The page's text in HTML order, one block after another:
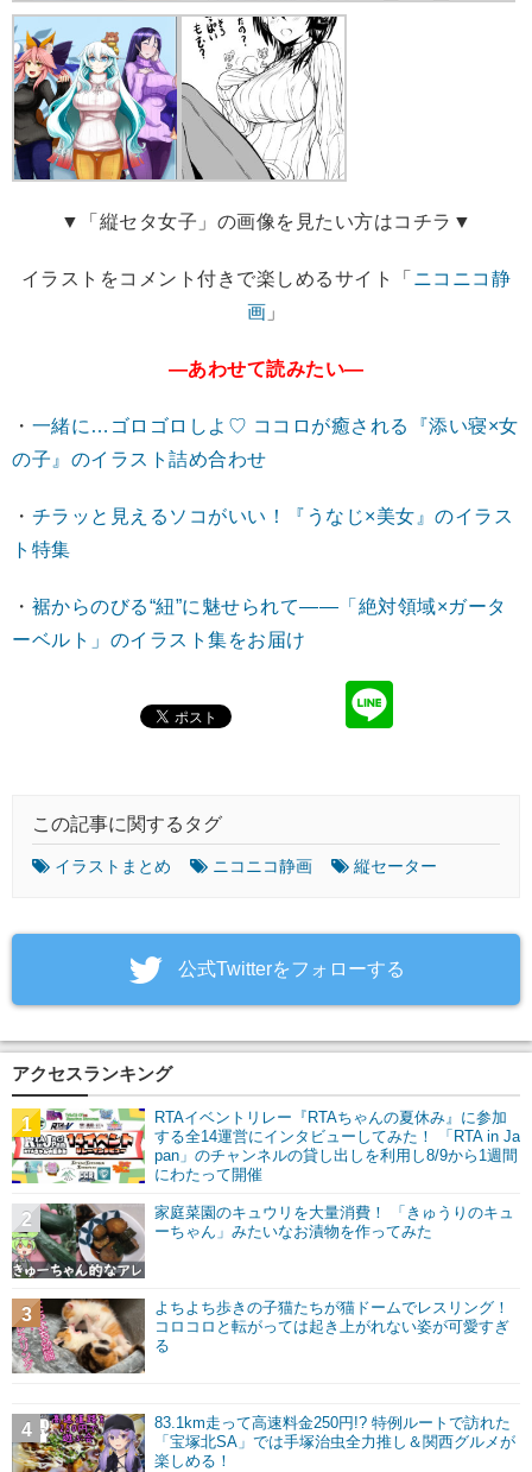
▼「縦セタ女子」の画像を見たい方はコチラ▼
イラストをコメント付きで楽しめるサイト「 ニコニコ静
画 」
―あわせて読みたい―
・ 一緒に…ゴロゴロしよ♡ ココロが癒される『添い寝×女
の子』のイラスト詰め合わせ
・ チラッと見えるソコがいい！『うなじ×美女』のイラス
ト特集
・ 裾からのびる“紐”に魅せられて――「絶対領域×ガータ
ーベルト」のイラスト集をお届け
この記事に関するタグ
イラストまとめ ニコニコ静画 縦セーター
‎公式Twitterをフォローする
アクセスランキング
RTAイベントリレー『RTAちゃんの夏休み』に参加
する全14運営にインタビューしてみた！ 「RTA in Ja
pan」のチャンネルの貸し出しを利用し8/9から1週間
にわたって開催
1
家庭菜園のキュウリを大量消費！ 「きゅうりのキュ
ーちゃん」みたいなお漬物を作ってみた
2
よちよち歩きの子猫たちが猫ドームでレスリング！
コロコロと転がっては起き上がれない姿が可愛すぎ
る
3
83.1km走って高速料金250円!? 特例ルートで訪れた
「宝塚北SA」では手塚治虫全力推し＆関西グルメが
楽しめる！
4